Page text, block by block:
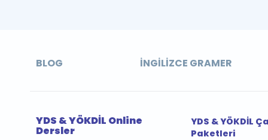
BLOG İNGILIZCE GRAMER
YDS & YÖKDİL Online
Dersler
YDS & YÖKDİL
Paketleri